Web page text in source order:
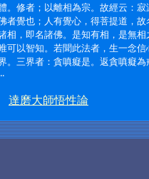
。修者；以離相為宗。故經云：寂
者覺也；人有覺心，得菩提道，故
相，即名諸佛。是知有相，是無相
可以智知。若聞此法者，生一念信
。三界者：貪嗔癡是。返貪嗔癡為
達磨大師悟性論